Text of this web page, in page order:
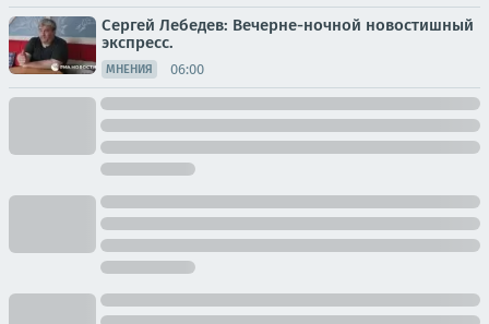
Сергей Лебедев: Вечерне-ночной новостишный
экспресс.
МНЕНИЯ 06:00